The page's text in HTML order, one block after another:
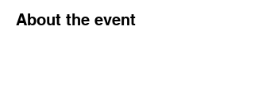
About the event